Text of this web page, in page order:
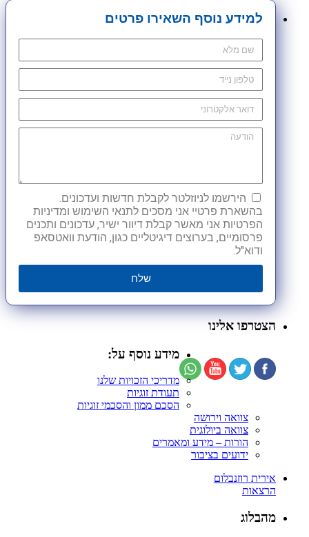
למידע נוסף השאירו פרטים
הירשמו לניוזלטר לקבלת חדשות ועדכונים.
בהשארת פרטיי אני מסכים לתנאי השימוש ומדיניות
הפרטיות אני מאשר קבלת דיוור ישיר, עדכונים ותכנים
פרסומיים, בערוצים דיגיטליים כגון, הודעת וואטסאפ
ודוא"ל.
שלח
הצטרפו אלינו
מידע נוסף על:
מדריכי הזכויות שלנו
תעודת זוגיות
הסכם ממון והסכמי זוגיות
צוואה וירושה
צוואה ביולוגית
הורות – מידע ומאמרים
ידועים בציבור
אירית רוזנבלום
הרצאות
מהבלוג